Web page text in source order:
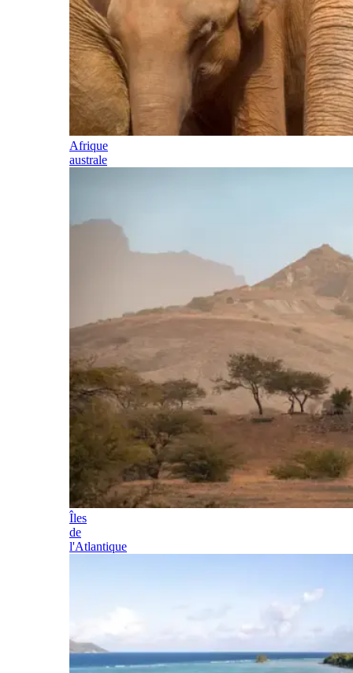
Afrique
australe
Îles
de
l'Atlantique